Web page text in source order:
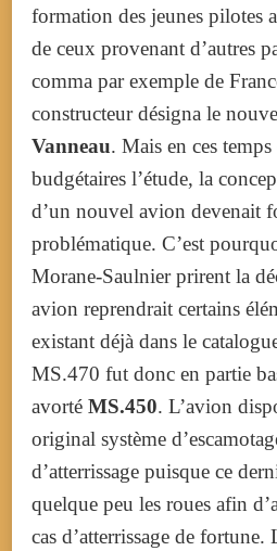
formation des jeunes pilotes
de ceux provenant d’autres
comma par exemple de
constructeur désigna le
Vanneau. Mais en ces
budgétaires l’étude, la
d’un nouvel avion devenait
problématique. C’est
Morane-Saulnier prirent la
avion reprendrait certains
existant déjà dans le
MS.470 fut donc en partie
avorté MS.450. L’avion
original système
d’atterrissage puisque ce
quelque peu les roues afin
cas d’atterrissage de